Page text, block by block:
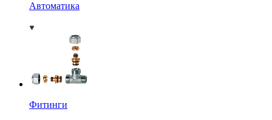
Автоматика
Фитинги